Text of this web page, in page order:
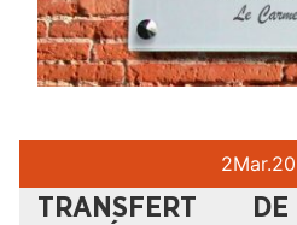
2Mar.
TRANSFERT